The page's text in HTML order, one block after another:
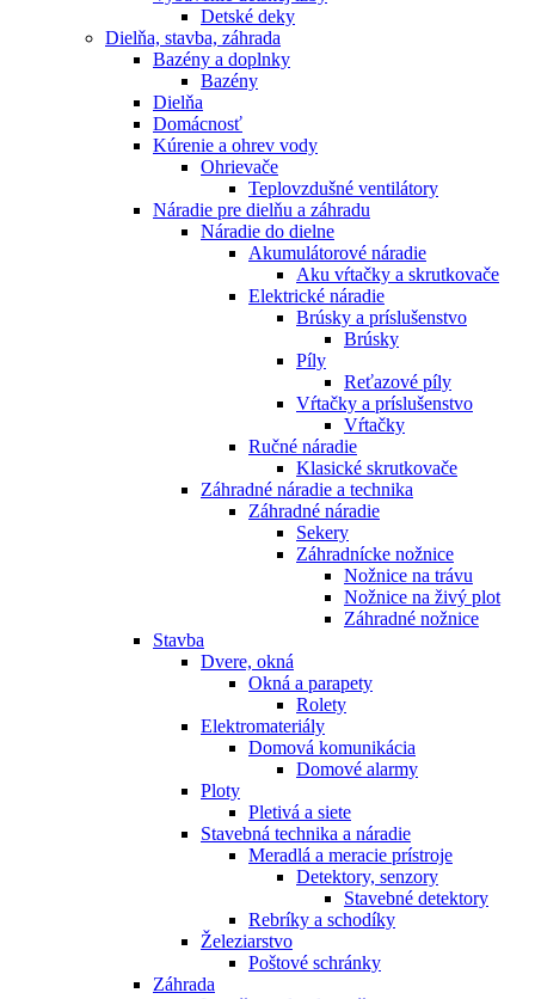
Detské deky
Dielňa, stavba, záhrada
Bazény a doplnky
Bazény
Dielňa
Domácnosť
Kúrenie a ohrev vody
Ohrievače
Teplovzdušné ventilátory
Náradie pre dielňu a záhradu
Náradie do dielne
Akumulátorové náradie
Aku vŕtačky a skrutkovače
Elektrické náradie
Brúsky a príslušenstvo
Brúsky
Píly
Reťazové píly
Vŕtačky a príslušenstvo
Vŕtačky
Ručné náradie
Klasické skrutkovače
Záhradné náradie a technika
Záhradné náradie
Sekery
Záhradnícke nožnice
Nožnice na trávu
Nožnice na živý plot
Záhradné nožnice
Stavba
Dvere, okná
Okná a parapety
Rolety
Elektromateriály
Domová komunikácia
Domové alarmy
Ploty
Pletivá a siete
Stavebná technika a náradie
Meradlá a meracie prístroje
Detektory, senzory
Stavebné detektory
Rebríky a schodíky
Železiarstvo
Poštové schránky
Záhrada